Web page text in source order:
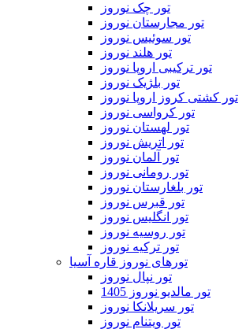
تور چک نوروز
تور مجارستان نوروز
تور سوئیس نوروز
تور هلند نوروز
تور ترکیبی اروپا نوروز
تور بلژیک نوروز
تور کشتی کروز اروپا نوروز
تور کرواسی نوروز
تور لهستان نوروز
تور اتریش نوروز
تور آلمان نوروز
تور رومانی نوروز
تور بلغارستان نوروز
تور قبرس نوروز
تور انگلیس نوروز
تور روسیه نوروز
تور ترکیه نوروز
تورهای نوروز قاره آسیا
تور نپال نوروز
تور مالدیو نوروز 1405
تور سریلانکا نوروز
تور ویتنام نوروز